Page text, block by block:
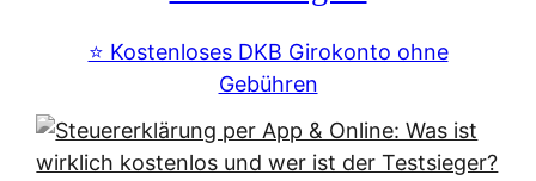
e
u
s
g
s
y
⭐️ Kostenloses DKB Girokonto ohne
Gebühren